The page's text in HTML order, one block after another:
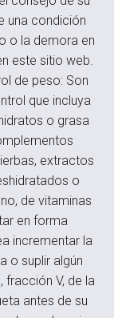
una condición
o la demora en
este sitio web.
de peso: Son
que incluya
o grasa
extractos
o
de vitaminas
en forma
incrementar la
o suplir algún
V, de la
antes de su